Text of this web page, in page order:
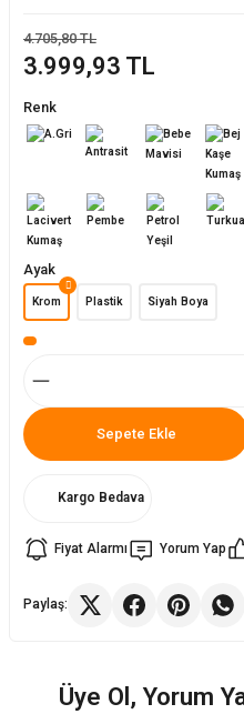
Sandalyesi
3.999,93 TL
4.705,80 TL
Renk
Ayak
Krom Plastik Siyah Boya
Sepete Ekle
Kargo Bedava
Fiyat Alarmı Yorum Yap
Paylaş:
Üye Ol, Yorum